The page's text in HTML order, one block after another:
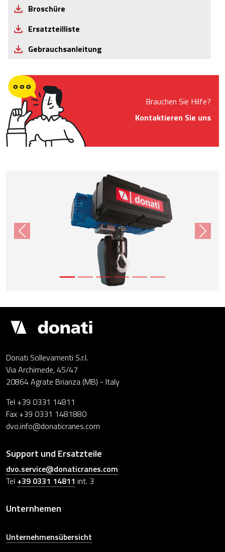
Broschüre
Ersatzteilliste
Gebrauchsanleitung
Brauchen Sie Hilfe?
Kontaktieren Sie uns
Previous Next
Demagcranes
Donati Sollevamenti S.r.l.
Via Archimede, 45/47
20864 Agrate Brianza (MB) - Italy
Tel +39 0331 14811
Fax +39 0331 1481880
dvo.info@donaticranes.com
Support und Ersatzteile
dvo.service@donaticranes.com
Tel +39 0331 14811 int. 3
Unternhemen
Unternehmensübersicht